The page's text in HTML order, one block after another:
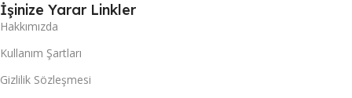
İşinize Yarar Linkler
Hakkımızda
Kullanım Şartları
Gizlilik Sözleşmesi